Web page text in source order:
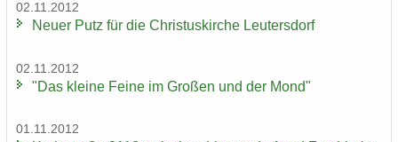
02.11.2012
Neuer Putz für die Chris­tus­kir­che Leu­ters­dorf
02.11.2012
"Das klei­ne Feine im Gro­ßen und der Mond"
01.11.2012